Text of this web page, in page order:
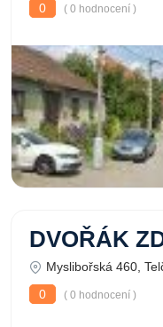
0
( 0 hodnocení )
DVOŘÁK
Myslibořská 460,
0
( 0 hodnocení )